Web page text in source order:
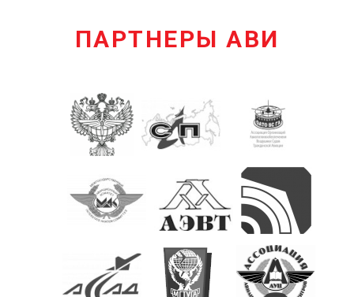
ПАРТНЕРЫ АВИ